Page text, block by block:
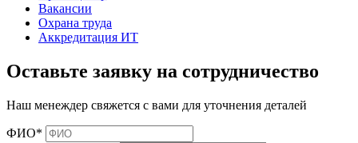
Вакансии
Охрана труда
Аккредитация ИТ
Оставьте заявку на сотрудничество
Наш менеждер свяжется с вами для уточнения деталей
ФИО*